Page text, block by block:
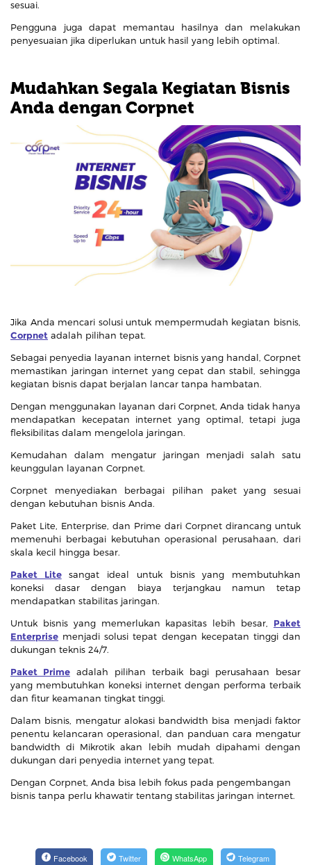
sesuai.
Pengguna juga dapat memantau hasilnya dan melakukan
penyesuaian jika diperlukan untuk hasil yang lebih optimal.
Mudahkan Segala Kegiatan Bisnis
Anda dengan Corpnet
Jika Anda mencari solusi untuk mempermudah kegiatan bisnis,
Corpnet adalah pilihan tepat.
Sebagai penyedia layanan internet bisnis yang handal, Corpnet
memastikan jaringan internet yang cepat dan stabil, sehingga
kegiatan bisnis dapat berjalan lancar tanpa hambatan.
Dengan menggunakan layanan dari Corpnet, Anda tidak hanya
mendapatkan kecepatan internet yang optimal, tetapi juga
fleksibilitas dalam mengelola jaringan.
Kemudahan dalam mengatur jaringan menjadi salah satu
keunggulan layanan Corpnet.
Corpnet menyediakan berbagai pilihan paket yang sesuai
dengan kebutuhan bisnis Anda.
Paket Lite, Enterprise, dan Prime dari Corpnet dirancang untuk
memenuhi berbagai kebutuhan operasional perusahaan, dari
skala kecil hingga besar.
Paket Litesangat ideal untuk bisnis yang membutuhkan
koneksi dasar dengan biaya terjangkau namun tetap
mendapatkan stabilitas jaringan.
Untuk bisnis yang memerlukan kapasitas lebih besar, Paket
Enterprise menjadi solusi tepat dengan kecepatan tinggi dan
dukungan teknis 24/7.
Paket Prime adalah pilihan terbaik bagi perusahaan besar
yang membutuhkan koneksi internet dengan performa terbaik
dan fitur keamanan tingkat tinggi.
Dalam bisnis, mengatur alokasi bandwidth bisa menjadi faktor
penentu kelancaran operasional, dan panduan cara mengatur
bandwidth di Mikrotik akan lebih mudah dipahami dengan
dukungan dari penyedia internet yang tepat.
Dengan Corpnet, Anda bisa lebih fokus pada pengembangan
bisnis tanpa perlu khawatir tentang stabilitas jaringan internet.
Facebook Twitter WhatsApp Telegram